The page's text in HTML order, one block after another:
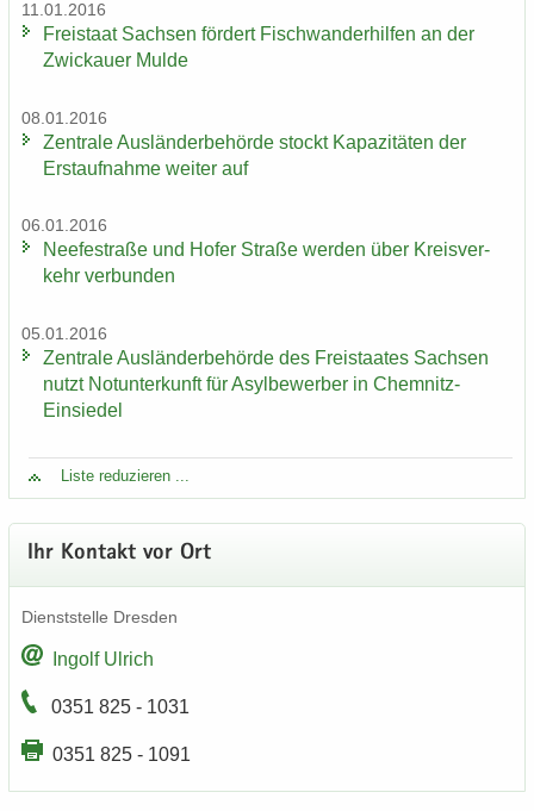
11.01.2016
Frei­staat Sach­sen för­dert Fisch­wan­der­hil­fen an der
Zwi­ckau­er Mulde
08.01.2016
Zen­tra­le Aus­län­der­be­hör­de stockt Ka­pa­zi­tä­ten der
Erst­auf­nah­me wei­ter auf
06.01.2016
Nee­fe­st­ra­ße und Hofer Stra­ße wer­den über Kreis­ver­
kehr ver­bun­den
05.01.2016
Zen­tra­le Aus­län­der­be­hör­de des Frei­staa­tes Sach­sen
nutzt Not­un­ter­kunft für Asyl­be­wer­ber in Chemnitz-​
Einsiedel
Liste re­du­zie­ren ...
Ihr Kon­takt vor Ort
Dienst­stel­le Dres­den
In­golf Ul­rich
0351 825 - 1031
0351 825 - 1091